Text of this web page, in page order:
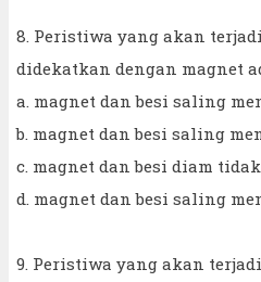
8. Peristiwa yang akan
didekatkan dengan magnet
a. magnet dan besi saling
b. magnet dan besi saling
c. magnet dan besi diam
d. magnet dan besi saling
9. Peristiwa yang akan